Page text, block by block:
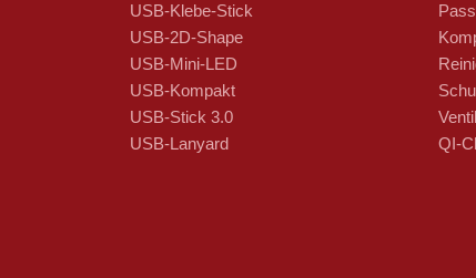
USB-Klebe-Stick
USB-2D-Shape
USB-Mini-LED
USB-Kompakt
USB-Stick 3.0
USB-Lanyard
QI-